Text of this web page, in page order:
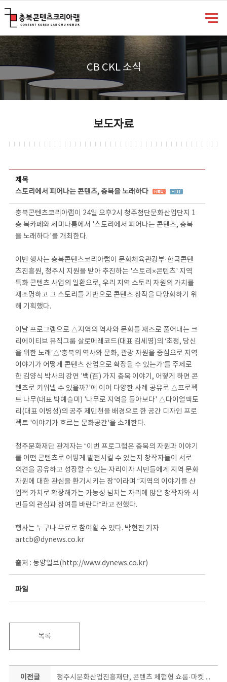
CB CKL 소식
보도자료
제목
스토리에서 피어나는 콘텐츠, 충북을 노래하다
충북콘텐츠코리아랩이 24일 오후2시 청주첨단문화산업단지 1
층 북카페와 세미나룸에서 '스토리에서 피어나는 콘텐츠, 충북
을 노래하다'를 개최한다.
이번 행사는 충북콘텐츠코리아랩이 문화체육관광부·한국콘텐
츠진흥원, 청주시 지원을 받아 추진하는 '스토리×콘텐츠' 지역
특화 콘텐츠 사업의 일환으로, 우리 지역 스토리 자원의 가치를
재조명하고 그 스토리를 기반으로 콘텐츠 창작을 다양화하기 위
해 기획했다.
이날 프로그램으로 △지역의 역사와 문화를 재즈로 풀어내는 크
리에이티브 뮤직그룹 살로메레코드(대표 김세영)의 ‘초정, 당신
을 위한 노래’△‘충북의 역사와 문화, 관광 자원을 중심으로 지역
이야기가 어떻게 콘텐츠 산업으로 확장될 수 있는가’를 주제로
한 김양식 박사의 강연 '백(百) 가지 충북 이야기, 어떻게 하면 콘
텐츠로 키워낼 수 있을까?'에 이어 다양한 사례 공유로 △프로젝
트 나무(대표 박예슬미) '나무로 지역을 돌아보다' △다이얼팩토
리(대표 이병성)의 공주 제민천을 배경으로 한 공간 디자인 프로
젝트 '이야기가 흐르는 문화공간'을 소개한다.
청주문화재단 관계자는 “이번 프로그램은 충북의 자원과 이야기
를 어떤 콘텐츠로 어떻게 발전시킬 수 있는지 창작자들이 서로
의견을 공유하고 성장할 수 있는 자리이자 시민들에게 지역 문화
자원에 대한 관심을 환기시키는 장”이라며 “지역의 이야기를 산
업적 가치로 확장해가는 가능성 넘치는 자리에 많은 창작자와 시
민들의 관심과 참여를 바란다”라고 전했다.
행사는 누구나 무료로 참여할 수 있다. 박현진 기자
artcb@dynews.co.kr
출처 : 동양일보(http://www.dynews.co.kr)
파일
목록
이전글 청주시문화산업진흥재단, 콘텐츠 체험형 쇼룸·마켓 운영